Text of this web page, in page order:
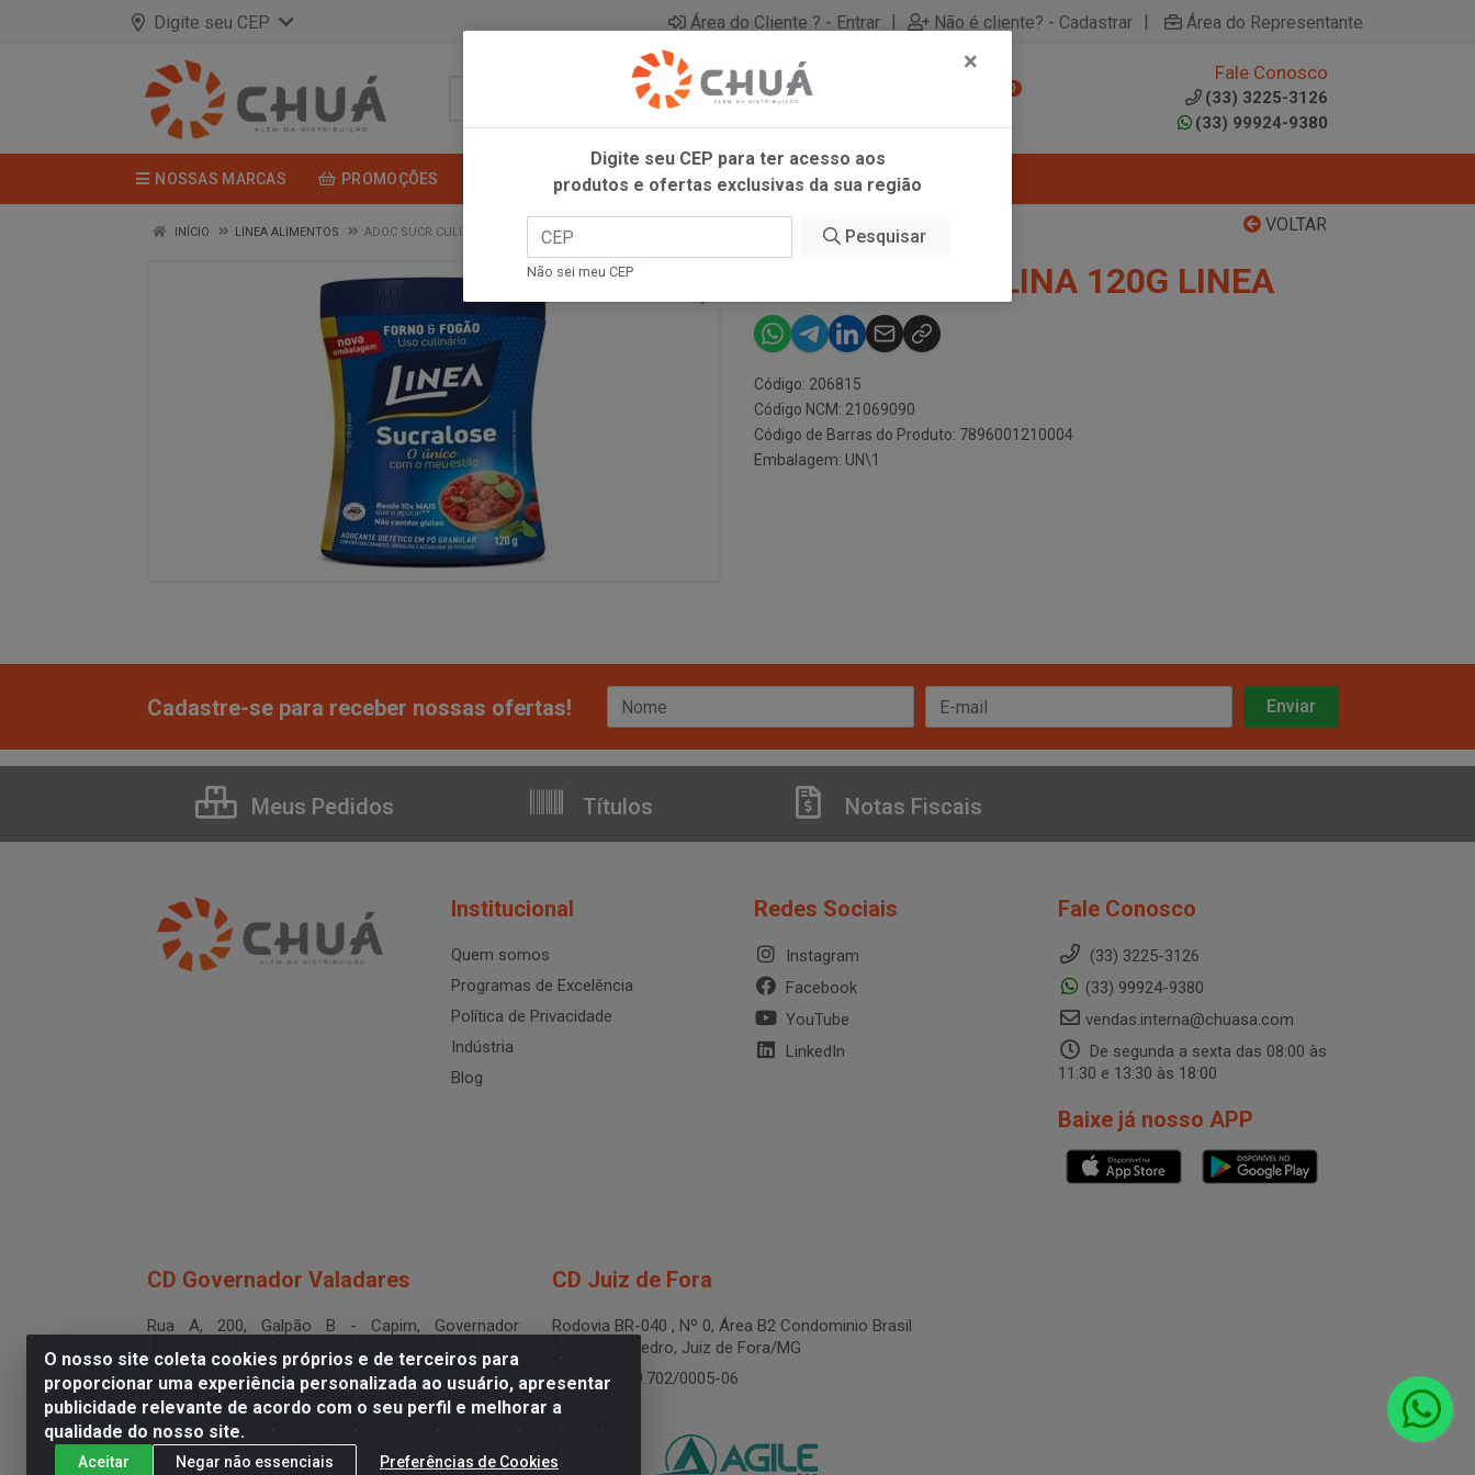
Digite seu CEP Área do Cliente ? - Entrar | Não é cliente? - Cadastrar | Área do Representante
0
Fale Conosco
(33) 3225-3126
(33) 99924-9380
NOSSAS MARCAS PROMOÇÕES
VOLTAR
INÍCIO LINEA ALIMENTOS ADOC SUCR CULINA 120G LINEA
ADOC SUCR CULINA 120G LINEA
Código: 206815
Código NCM: 21069090
Código de Barras do Produto: 7896001210004
Embalagem: UN\1
O nosso site coleta cookies próprios e de terceiros para
proporcionar uma experiência personalizada ao usuário, apresentar
publicidade relevante de acordo com o seu perfil e melhorar a
qualidade do nosso site.
Aceitar Negar não essenciais Preferências de Cookies
Cadastre-se para receber nossas ofertas!
Meus Pedidos Títulos Notas Fiscais
Institucional
Quem somos
Programas de Excelência
Política de Privacidade
Indústria
Blog
Redes Sociais
Instagram
Facebook
YouTube
LinkedIn
Fale Conosco
(33) 3225-3126
(33) 99924-9380
vendas.interna@chuasa.com
De segunda a sexta das 08:00 às
11:30 e 13:30 às 18:00
Baixe já nosso APP
CD Governador Valadares
Rua A, 200, Galpão B - Capim, Governador
Valadares/MG - CEP 35.024-400
CNPJ 19.199.702/0003-36
CD Juiz de Fora
Rodovia BR-040 , Nº 0, Área B2 Condominio Brasil
LOG - São Pedro, Juiz de Fora/MG
CNPJ 19.199.702/0005-06
×
Digite seu CEP para ter acesso aos
produtos e ofertas exclusivas da sua região
Pesquisar
Não sei meu CEP